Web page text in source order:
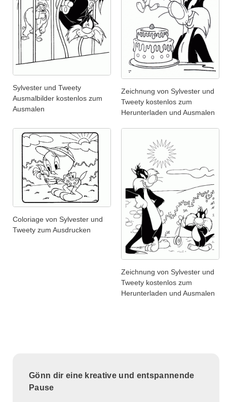
Sylvester und Tweety
Ausmalbilder kostenlos zum
Ausmalen
Zeichnung von Sylvester und
Tweety kostenlos zum
Herunterladen und Ausmalen
Coloriage von Sylvester und
Tweety zum Ausdrucken
Zeichnung von Sylvester und
Tweety kostenlos zum
Herunterladen und Ausmalen
Gönn dir eine kreative und entspannende
Pause